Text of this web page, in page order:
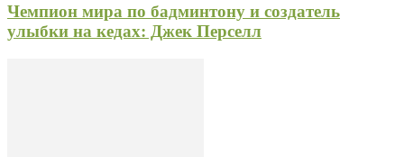
Чемпион мира по бадминтону и создатель
улыбки на кедах: Джек Перселл